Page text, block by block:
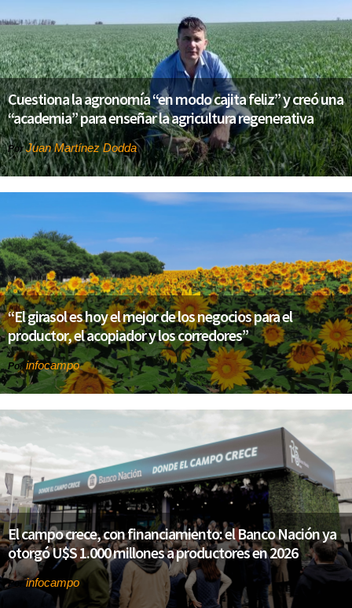
Cuestiona la agronomía “en modo cajita feliz” y creó una
“academia” para enseñar la agricultura regenerativa
PorJuan Martínez Dodda
“El girasol es hoy el mejor de los negocios para el
productor, el acopiador y los corredores”
Por infocampo
El campo crece, con financiamiento: el Banco Nación ya
otorgó U$S 1.000 millones a productores en 2026
Porinfocampo